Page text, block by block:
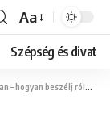
Font
Resizer
Aa
Szépség és divat
beszélj róla nőként?